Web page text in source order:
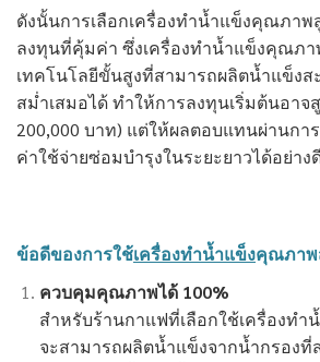
ดังนั้นการเลือกเครื่องทำน้ำแข็งคุณภาพ
ลงทุนที่คุ้มค่า ซึ่งเครื่องทำน้ำแข็งคุณภา
เทคโนโลยีขั้นสูงที่สามารถผลิตน้ำแข็งส
สม่ำเสมอได้ ทำให้การลงทุนเริ่มต้นอาจ
200,000 บาท) แต่ให้ผลตอบแทนผ่านกา
ค่าใช้จ่ายซ่อมบำรุงในระยะยาวได้อย่าง
ข้อดีของการใช้เครื่องทำน้ำแข็งคุณภาพ
ควบคุมคุณภาพได้ 100%
สำหรับร้านกาแฟที่เลือกใช้เครื่องท
จะสามารถผลิตน้ำแข็งจากน้ำกรองที่